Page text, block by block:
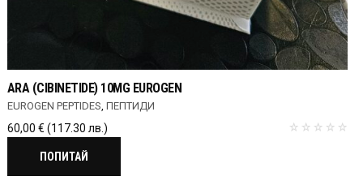
ARA (CIBINETIDE) 10MG EUROGEN
EUROGEN PEPTIDES, ПЕПТИДИ
60,00 € (117.30 лв.)
ПОПИТАЙ